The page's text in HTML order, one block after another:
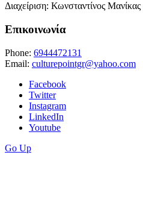
Διαχείριση: Κωνσταντίνος Μανίκας
Επικοινωνία
Phone: 6944472131
Email: culturepointgr@yahoo.com
Facebook
Twitter
Instagram
LinkedIn
Youtube
Go Up